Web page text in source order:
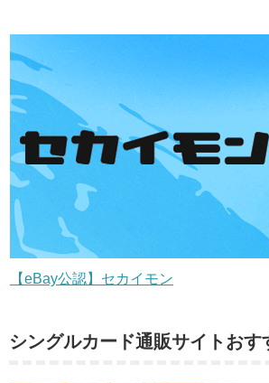
【eBay公認】セカイモン
シングルカード通販サイトおす